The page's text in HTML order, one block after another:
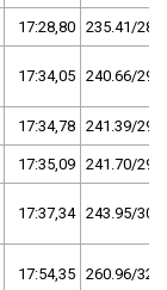
17:28,80 235.41/28,9
17:34,05 240.66/29,6
17:34,78 241.39/29,7
17:35,09 241.70/29,7
17:37,34 243.95/30,0
17:54,35 260.96/32,1